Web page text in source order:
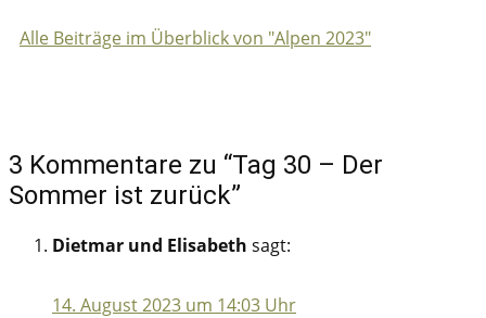
Alle Beiträge im Überblick von "Alpen 2023"
3 Kommentare zu “Tag 30 – Der
Sommer ist zurück”
Dietmar und Elisabeth sagt:
14. August 2023 um 14:03 Uhr